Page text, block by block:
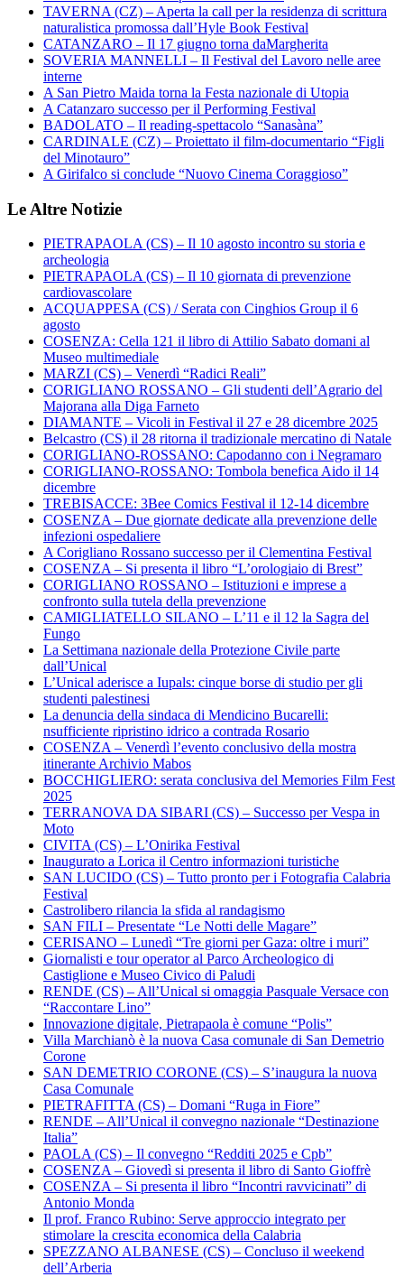
TAVERNA (CZ) – Aperta la call per la residenza di scrittura
naturalistica promossa dall’Hyle Book Festival
CATANZARO – Il 17 giugno torna daMargherita
SOVERIA MANNELLI – Il Festival del Lavoro nelle aree
interne
A San Pietro Maida torna la Festa nazionale di Utopia
A Catanzaro successo per il Performing Festival
BADOLATO – Il reading-spettacolo “Sanasàna”
CARDINALE (CZ) – Proiettato il film-documentario “Figli
del Minotauro”
A Girifalco si conclude “Nuovo Cinema Coraggioso”
Le Altre Notizie
PIETRAPAOLA (CS) – Il 10 agosto incontro su storia e
archeologia
PIETRAPAOLA (CS) – Il 10 giornata di prevenzione
cardiovascolare
ACQUAPPESA (CS) / Serata con Cinghios Group il 6
agosto
COSENZA: Cella 121 il libro di Attilio Sabato domani al
Museo multimediale
MARZI (CS) – Venerdì “Radici Reali”
CORIGLIANO ROSSANO – Gli studenti dell’Agrario del
Majorana alla Diga Farneto
DIAMANTE – Vicoli in Festival il 27 e 28 dicembre 2025
Belcastro (CS) il 28 ritorna il tradizionale mercatino di Natale
CORIGLIANO-ROSSANO: Capodanno con i Negramaro
CORIGLIANO-ROSSANO: Tombola benefica Aido il 14
dicembre
TREBISACCE: 3Bee Comics Festival il 12-14 dicembre
COSENZA – Due giornate dedicate alla prevenzione delle
infezioni ospedaliere
A Corigliano Rossano successo per il Clementina Festival
COSENZA – Si presenta il libro “L’orologiaio di Brest”
CORIGLIANO ROSSANO – Istituzioni e imprese a
confronto sulla tutela della prevenzione
CAMIGLIATELLO SILANO – L’11 e il 12 la Sagra del
Fungo
La Settimana nazionale della Protezione Civile parte
dall’Unical
L’Unical aderisce a Iupals: cinque borse di studio per gli
studenti palestinesi
La denuncia della sindaca di Mendicino Bucarelli:
nsufficiente ripristino idrico a contrada Rosario
COSENZA – Venerdì l’evento conclusivo della mostra
itinerante Archivio Mabos
BOCCHIGLIERO: serata conclusiva del Memories Film Fest
2025
TERRANOVA DA SIBARI (CS) – Successo per Vespa in
Moto
CIVITA (CS) – L’Onirika Festival
Inaugurato a Lorica il Centro informazioni turistiche
SAN LUCIDO (CS) – Tutto pronto per i Fotografia Calabria
Festival
Castrolibero rilancia la sfida al randagismo
SAN FILI – Presentate “Le Notti delle Magare”
CERISANO – Lunedì “Tre giorni per Gaza: oltre i muri”
Giornalisti e tour operator al Parco Archeologico di
Castiglione e Museo Civico di Paludi
RENDE (CS) – All’Unical si omaggia Pasquale Versace con
“Raccontare Lino”
Innovazione digitale, Pietrapaola è comune “Polis”
Villa Marchianò è la nuova Casa comunale di San Demetrio
Corone
SAN DEMETRIO CORONE (CS) – S’inaugura la nuova
Casa Comunale
PIETRAFITTA (CS) – Domani “Ruga in Fiore”
RENDE – All’Unical il convegno nazionale “Destinazione
Italia”
PAOLA (CS) – Il convegno “Redditi 2025 e Cpb”
COSENZA – Giovedì si presenta il libro di Santo Gioffrè
COSENZA – Si presenta il libro “Incontri ravvicinati” di
Antonio Monda
Il prof. Franco Rubino: Serve approccio integrato per
stimolare la crescita economica della Calabria
SPEZZANO ALBANESE (CS) – Concluso il weekend
dell’Arberia